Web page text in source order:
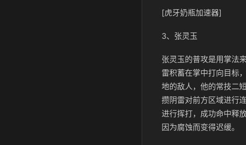
[虎牙奶瓶加速器]
3、张灵玉
张灵玉的普攻是用掌法
雷积蓄在掌中打向目标
地的敌人，他的常技二
攒阴雷对前方区域进行
进行挥打，成功命中释
因为腐蚀而变得迟缓。